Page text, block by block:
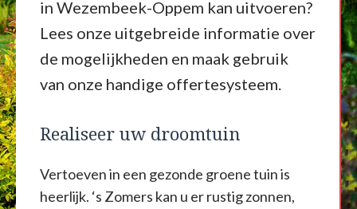
in Wezembeek-Oppem kan uitvoeren?
Lees onze uitgebreide informatie over
de mogelijkheden en maak gebruik
van onze handige offertesysteem.
Realiseer uw droomtuin
Vertoeven in een gezonde groene tuin is
heerlijk. ‘s Zomers kan u er rustig zonnen,